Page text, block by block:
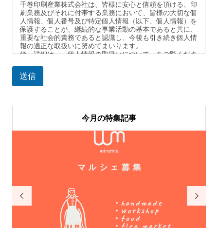
千巻印刷産業株式会社は、皆様に安心と信頼を頂ける、印
刷業務及びそれに付帯する業務において、皆様の大切な個
人情報、個人番号及び特定個人情報（以下、個人情報）を
保護することが、継続的な事業活動の基本であると共に、
重要な社会的責務であると認識し、今後も引き続き個人情
報の適正な取扱いに努めてまいります。
尚、詳細は、「個人情報の取扱いについて」をご覧くださ
1.適正な取得
もに、適正な手段により取得いたします。
2.個人情報の利用
皆様の個人情報は、利用目的の達成に必要な範囲において
取扱う措置を講じ、その範囲を超えての目的外利用はいた
しません。利用目的の範囲を超えて、個人情報を利用する
必要が生じた場合は、その旨をあらかじめご連絡し、同意
をいただいた上で利用いたします。
3.個人情報の第三者提供について
あらかじめ、皆様からの同意をいただいている場合、及び
法令等に基づく場合を除き、個人情報を第三者に対して提
供いたしません。ただし、個人情報を扱う業務を他に委託
送信
今月の特集記事
 